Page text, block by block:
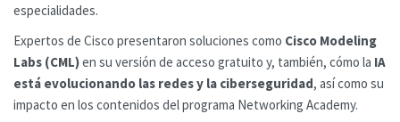
especialidades.
Expertos de Cisco presentaron soluciones como Cisco Modeling
Labs (CML)en su versión de acceso gratuito y, también, cómo la IA
está evolucionando las redes y la ciberseguridad, así como su
impacto en los contenidos del programa Networking Academy.